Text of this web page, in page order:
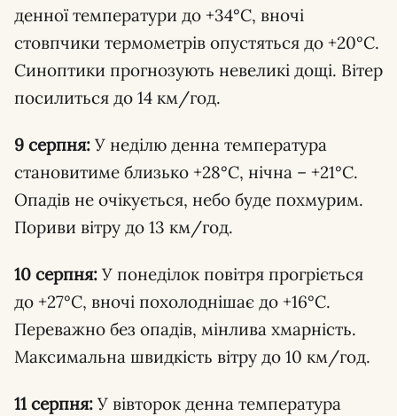
денної температури до +34°C, вночі
стовпчики термометрів опустяться до +20°C.
Синоптики прогнозують невеликі дощі. Вітер
посилиться до 14 км/год.
9 серпня: У неділю денна температура
становитиме близько +28°C, нічна – +21°C.
Опадів не очікується, небо буде похмурим.
Пориви вітру до 13 км/год.
10 серпня: У понеділок повітря прогріється
до +27°C, вночі похолоднішає до +16°C.
Переважно без опадів, мінлива хмарність.
Максимальна швидкість вітру до 10 км/год.
11 серпня: У вівторок денна температура